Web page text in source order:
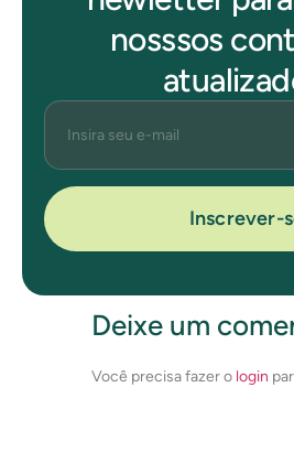
nosssos
Inscrever-
Deixe um
Você precisa fazer o login